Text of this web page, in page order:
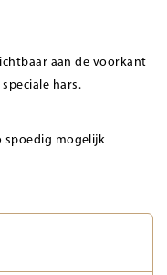
aan de voorkant
hars.
spoedig mogelijk